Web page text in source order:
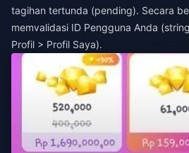
tagihan tertunda (pending). Secara
memvalidasi ID Pengguna Anda
Profil > Profil Saya).